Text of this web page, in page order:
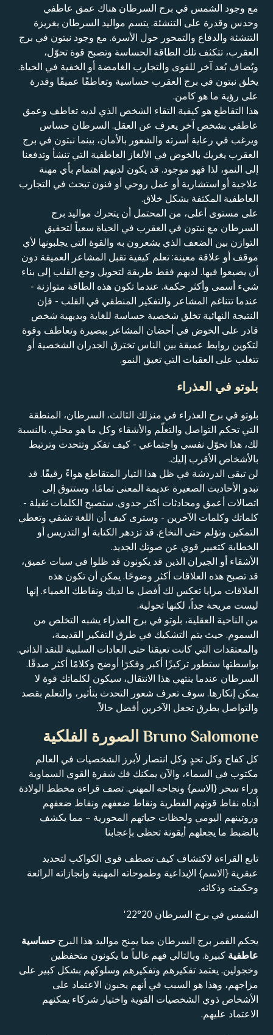
مع وجود الشمس في برج السرطان هناك عمق عاطفي
وحدس وقدرة على التنشئة. يتسم مواليد السرطان بغريزة
التنشئة والدفاع والتمحور حول الأسرة. مع وجود نبتون في برج
العقرب، تتكثف تلك الطاقة الحساسة وتصبح قوة تحوّل،
ويُضاف بُعد آخر للقوى والتجارب الغامضة أو الخفية في الحياة.
يخلق نبتون في برج العقرب حساسية وتعاطفًا عميقًا وقدرة
على رؤية ما هو كامن.
هذا التقاطع هو كيفية التقاء الشخص الذي لديه تعاطف وعمق
عاطفي بشخص آخر يعرف عن العقل. السرطان حساس
ويرغب في رعاية أسرته والشعور بالأمان، بينما نبتون في برج
العقرب يغريك بالخوض في الألغاز العاطفية التي تنشأ وتدفعنا
إلى النمو، لذا فهو موجود. قد يكون لديهم اهتمام بأي مهنة
علاجية أو استشارية أو عمل روحي أو فنون تبحث في التجارب
العاطفية المكثفة بشكل خلاق.
على مستوى أعلى، من المحتمل أن يتحرك مواليد برج
السرطان مع نبتون في العقرب في الحياة سعياً لتحقيق
التوازن بين الضعف الذي يشعرون به والقوة التي يجلبونها لأي
موقف أو علاقة معينة: تعلم كيفية تقبل المشاعر العميقة دون
أن يضيعوا فيها. لديهم فقط طريقة لتحويل وجع القلب إلى بناء
شيء أسمى وأكثر حكمة. عندما تكون هذه الطاقة متوازنة -
عندما تتناغم المشاعر والتفكير المنطقي في القلب - فإن
النتيجة النهائية تخلق شخصية حساسة للغاية وبديهية شخص
قادر على الخوض في أحضان المشاعر ببصيرة وتعاطف وقوة
لتكوين روابط عميقة بين الناس تخترق الجدران الشخصية أو
تتغلب على العقبات التي تعيق النمو.
بلوتو في العذراء
بلوتو في برج العذراء في منزلك الثالث، السرطان، المنطقة
التي تحكم التواصل والتعلّم والأشقاء وكل ما هو محلي. بالنسبة
لك، هذا تحوّل نفسي واجتماعي - كيف تفكر وتتحدث وترتبط
بالأشخاص الأقرب إليك.
لن تبقى الدردشة في ظل هذا التيار المتقاطع هواءً رقيقًا. قد
تبدو الأحاديث الصغيرة عديمة المعنى تمامًا، وستتوق إلى
اتصالات أعمق ومحادثات أكثر جدوى. ستصبح الكلمات ثقيلة -
كلماتك وكلمات الآخرين - وسترى كيف أن اللغة تشفي وتعطي
التمكين وتؤلم حتى النخاع. قد تزدهر الكتابة أو التدريس أو
الخطابة كتعبير قوي عن صوتك الجديد.
الأشقاء أو الجيران الذين قد يكونون قد ظلوا في سبات عميق،
قد تصبح هذه العلاقات أكثر وضوحًا. يمكن أن تكون هذه
العلاقات مرايا تعكس لك أفضل ما لديك ونقاطك العمياء. إنها
ليست مريحة جداً، لكنها تحولية.
من الناحية العقلية، بلوتو في برج العذراء يشبه التخلص من
السموم. حيث يتم التشكيك في طرق التفكير القديمة،
والمعتقدات التي كانت تعيقنا حتى العادات السلبية للنقد الذاتي.
بواسطتها ستطور تركيزًا أكبر وفكرًا أوضح وكلامًا أكثر صدقًا.
السرطان عندما ينتهي هذا الانتقال، سيكون لكلماتك قوة لا
يمكن إنكارها. سوف تعرف شعور التحدث بتأثير، والتعلم بقصد
والتواصل بطرق تجعل الآخرين أفضل حالاً.
Bruno Salomone الصورة الفلكية
كل كفاح وكل تحدٍ وكل انتصار لأبرز الشخصيات في العالم
مكتوب في السماء، والآن يمكنك فك شفرة القوى السماوية
وراء سحر {الاسم} ونجاحه المهني. تصف قراءة مخطط الولادة
أدناه نقاط قوتهم الفطرية ونقاط ضعفهم ونقاط ضعفهم
وروتينهم اليومي ولحظات حياتهم المحورية – مما يكشف
بالضبط ما يجعلهم أيقونة تحظى بإعجابنا
تابع القراءة لاكتشاف كيف تصطف قوى الكواكب لتحديد
عبقرية {الاسم} الإبداعية وطموحاته المهنية وإنجازاته الرائعة
وحكمته وذكائه.
الشمس في برج السرطان 20°22'
يحكم القمر برج السرطان مما يمنح مواليد هذا البرج حساسية
عاطفية كبيرة. وبالتالي فهم غالباً ما يكونون متحفظين
وخجولين. يعتمد تفكيرهم وتفكيرهم وسلوكهم بشكل كبير على
مزاجهم، وهذا هو السبب في أنهم يحبون الاعتماد على
الأشخاص ذوي الشخصيات القوية واختيار شركاء يمكنهم
الاعتماد عليهم.